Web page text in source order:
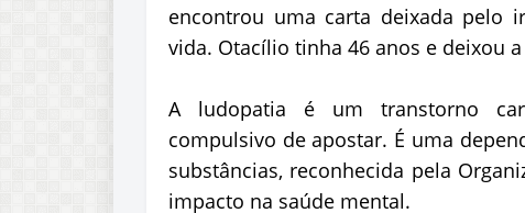
encontrou uma carta deixada pelo
vida. Otacílio tinha 46 anos e deixou
A ludopatia é um transtorno
compulsivo de apostar. É uma
substâncias, reconhecida pela
impacto na saúde mental.